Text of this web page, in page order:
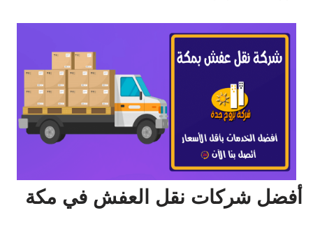
أفضل شركات نقل العفش في مكة